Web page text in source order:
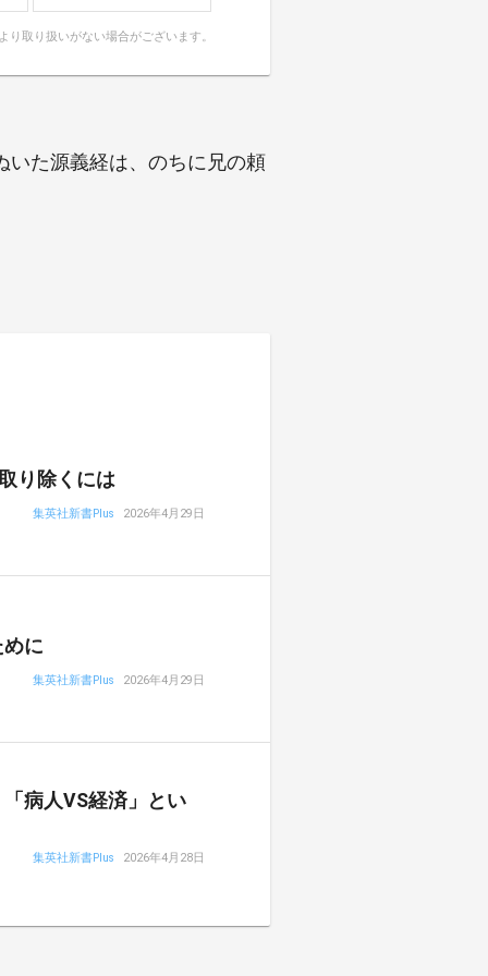
り取り扱いがない場合がございます。
いた源義経は、のちに兄の頼
り除くには
集英社新書Plus 2026年4月29日
に
集英社新書Plus 2026年4月29日
病人VS経済」とい
集英社新書Plus 2026年4月28日